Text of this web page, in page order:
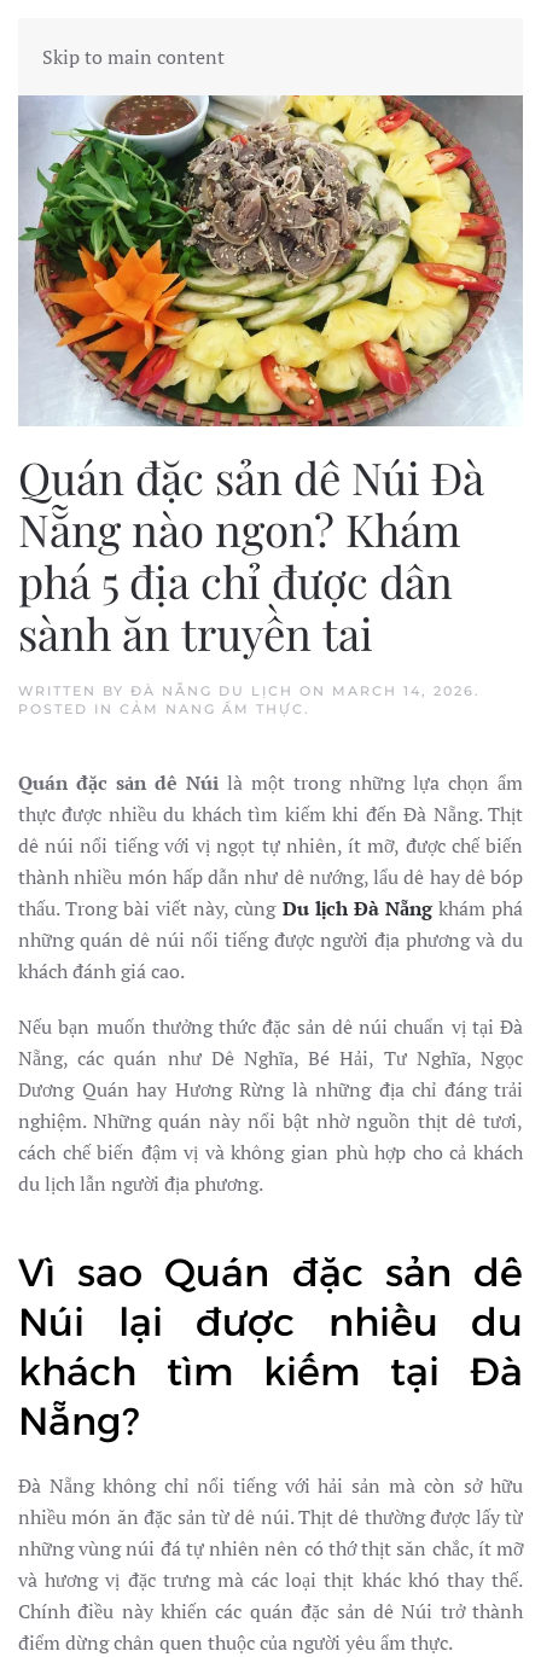
Skip to main content
Quán đặc sản dê Núi Đà
Nẵng nào ngon? Khám
phá 5 địa chỉ được dân
sành ăn truyền tai
WRITTEN BY ĐÀ NẴNG DU LỊCH ON MARCH 14, 2026.
POSTED IN CẢM NANG ẨM THỰC .
Quán đặc sản dê Núi là một trong những lựa chọn ẩm
thực được nhiều du khách tìm kiếm khi đến Đà Nẵng. Thịt
dê núi nổi tiếng với vị ngọt tự nhiên, ít mỡ, được chế biến
thành nhiều món hấp dẫn như dê nướng, lẩu dê hay dê bóp
thấu. Trong bài viết này, cùng Du lịch Đà Nẵngkhám phá
những quán dê núi nổi tiếng được người địa phương và du
khách đánh giá cao.
Nếu bạn muốn thưởng thức đặc sản dê núi chuẩn vị tại Đà
Nẵng, các quán như Dê Nghĩa, Bé Hải, Tư Nghĩa, Ngọc
Dương Quán hay Hương Rừng là những địa chỉ đáng trải
nghiệm. Những quán này nổi bật nhờ nguồn thịt dê tươi,
cách chế biến đậm vị và không gian phù hợp cho cả khách
du lịch lẫn người địa phương.
Vì sao Quán đặc sản dê
Núi lại được nhiều du
khách tìm kiếm tại Đà
Nẵng?
Đà Nẵng không chỉ nổi tiếng với hải sản mà còn sở hữu
nhiều món ăn đặc sản từ dê núi. Thịt dê thường được lấy từ
những vùng núi đá tự nhiên nên có thớ thịt săn chắc, ít mỡ
và hương vị đặc trưng mà các loại thịt khác khó thay thế.
Chính điều này khiến các quán đặc sản dê Núi trở thành
điểm dừng chân quen thuộc của người yêu ẩm thực.